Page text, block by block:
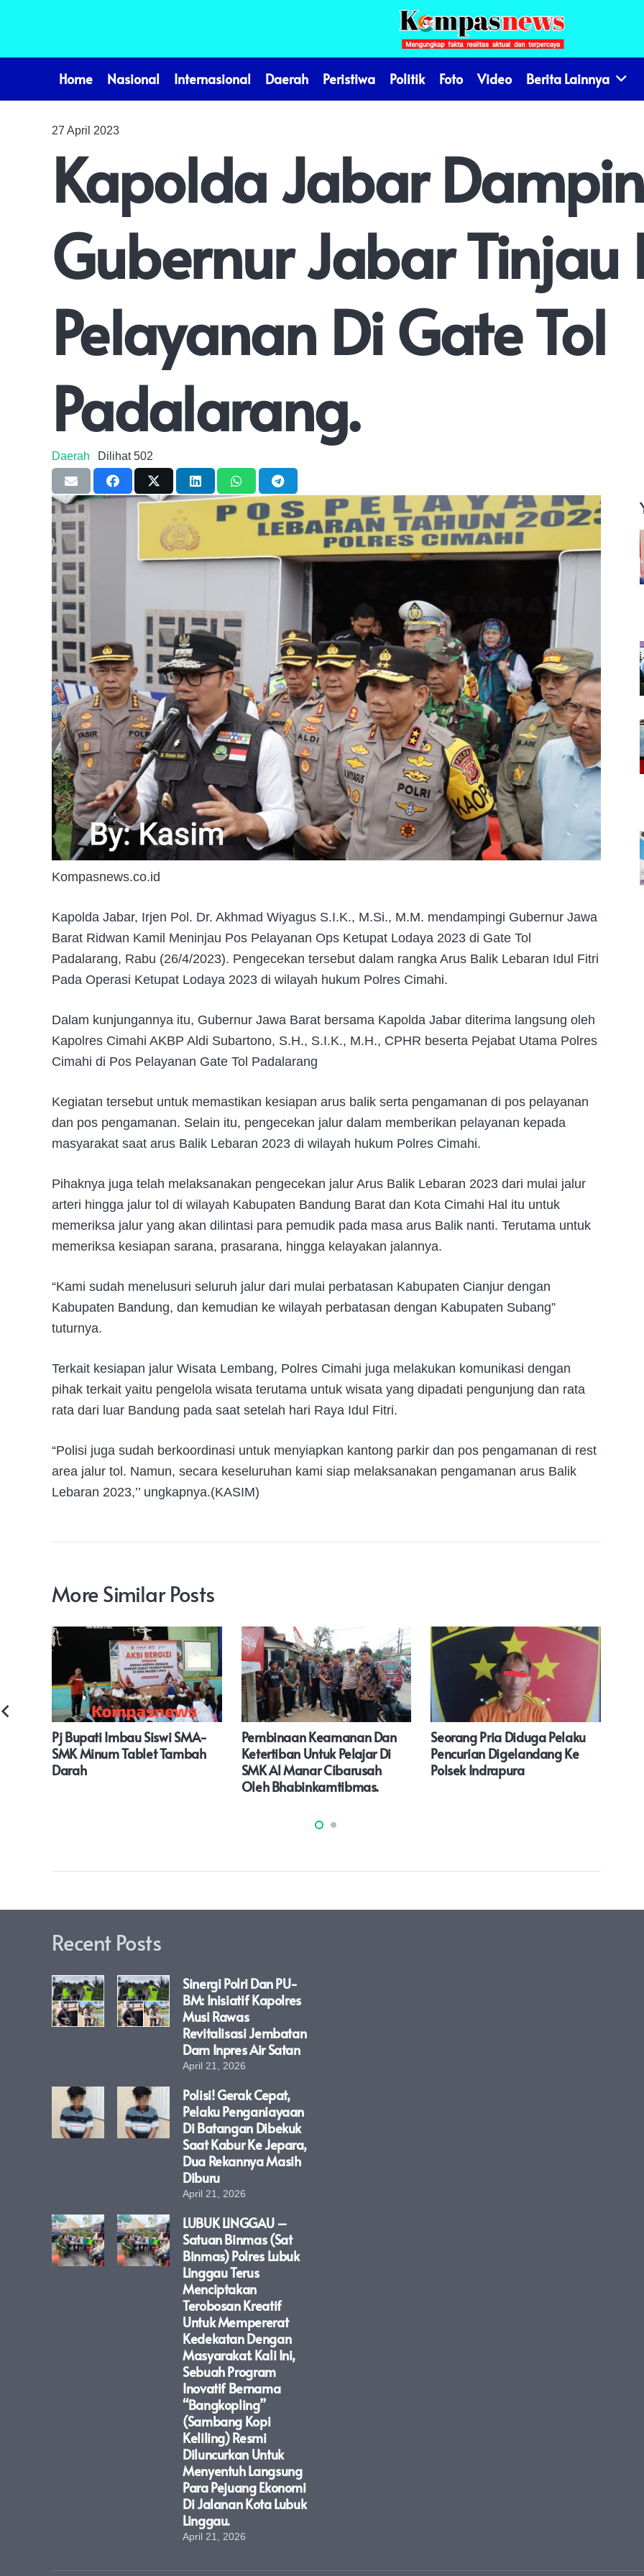
Home Nasional Internasional Daerah Peristiwa Politik Foto Video Berita Lainnya
27 April 2023
Kapolda Jabar
Gubernur Jabar Tinjau
Pelayanan Di Gate Tol
Padalarang.
Daerah Dilihat502
Kompasnews.co.id
Kapolda Jabar, Irjen Pol. Dr. Akhmad Wiyagus S.I.K., M.Si., M.M. mendampingi Gubernur Jawa
Barat Ridwan Kamil Meninjau Pos Pelayanan Ops Ketupat Lodaya 2023 di Gate Tol
Padalarang, Rabu (26/4/2023). Pengecekan tersebut dalam rangka Arus Balik Lebaran Idul Fitri
Pada Operasi Ketupat Lodaya 2023 di wilayah hukum Polres Cimahi.
Dalam kunjungannya itu, Gubernur Jawa Barat bersama Kapolda Jabar diterima langsung oleh
Kapolres Cimahi AKBP Aldi Subartono, S.H., S.I.K., M.H., CPHR beserta Pejabat Utama Polres
Cimahi di Pos Pelayanan Gate Tol Padalarang
Kegiatan tersebut untuk memastikan kesiapan arus balik serta pengamanan di pos pelayanan
dan pos pengamanan. Selain itu, pengecekan jalur dalam memberikan pelayanan kepada
masyarakat saat arus Balik Lebaran 2023 di wilayah hukum Polres Cimahi.
Pihaknya juga telah melaksanakan pengecekan jalur Arus Balik Lebaran 2023 dari mulai jalur
arteri hingga jalur tol di wilayah Kabupaten Bandung Barat dan Kota Cimahi Hal itu untuk
memeriksa jalur yang akan dilintasi para pemudik pada masa arus Balik nanti. Terutama untuk
memeriksa kesiapan sarana, prasarana, hingga kelayakan jalannya.
“Kami sudah menelusuri seluruh jalur dari mulai perbatasan Kabupaten Cianjur dengan
Kabupaten Bandung, dan kemudian ke wilayah perbatasan dengan Kabupaten Subang”
tuturnya.
Terkait kesiapan jalur Wisata Lembang, Polres Cimahi juga melakukan komunikasi dengan
pihak terkait yaitu pengelola wisata terutama untuk wisata yang dipadati pengunjung dan rata
rata dari luar Bandung pada saat setelah hari Raya Idul Fitri.
“Polisi juga sudah berkoordinasi untuk menyiapkan kantong parkir dan pos pengamanan di rest
area jalur tol. Namun, secara keseluruhan kami siap melaksanakan pengamanan arus Balik
Lebaran 2023,’’ ungkapnya.(KASIM)
More Similar Posts
Pj Bupati Imbau Siswi SMA-
SMK Minum Tablet Tambah
Darah
Pembinaan Keamanan Dan
Ketertiban Untuk Pelajar Di
SMK Al Manar Cibarusah
Oleh Bhabinkamtibmas.
Seorang Pria Diduga Pelaku
Pencurian Digelandang Ke
Polsek Indrapura
Recent Posts
Sinergi Polri Dan PU-
BM: Inisiatif Kapolres
Musi Rawas
Revitalisasi Jembatan
Dam Inpres Air Satan
April 21, 2026
Polisi! Gerak Cepat,
Pelaku Penganiayaan
Di Batangan Dibekuk
Saat Kabur Ke Jepara,
Dua Rekannya Masih
Diburu
April 21, 2026
LUBUK LINGGAU –
Satuan Binmas (Sat
Binmas) Polres Lubuk
Linggau Terus
Menciptakan
Terobosan Kreatif
Untuk Mempererat
Kedekatan Dengan
Masyarakat. Kali Ini,
Sebuah Program
Inovatif Bernama
“Bangkopling”
(Sambang Kopi
Keliling) Resmi
Diluncurkan Untuk
Menyentuh Langsung
Para Pejuang Ekonomi
Di Jalanan Kota Lubuk
Linggau.
April 21, 2026